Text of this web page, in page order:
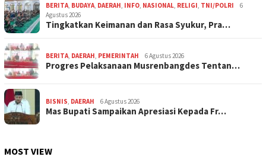
BERITA BUDAYA DAERAH INFO NASIONAL RELIGI TNI/POLRI
6
Agustus 2026
Tingkatkan Keimanan dan Rasa Syukur, Pra…
BERITA DAERAH PEMERINTAH 6 Agustus 2026
Progres Pelaksanaan Musrenbangdes Tentan…
BISNIS DAERAH 6 Agustus 2026
Mas Bupati Sampaikan Apresiasi Kepada Fr…
MOST VIEW